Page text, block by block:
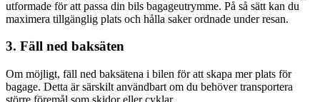
utformade för att passa din bils bagageutrymme. På så sätt kan du
maximera tillgänglig plats och hålla saker ordnade under resan.
3. Fäll ned baksäten
Om möjligt, fäll ned baksätena i bilen för att skapa mer plats för
bagage. Detta är särskilt användbart om du behöver transportera